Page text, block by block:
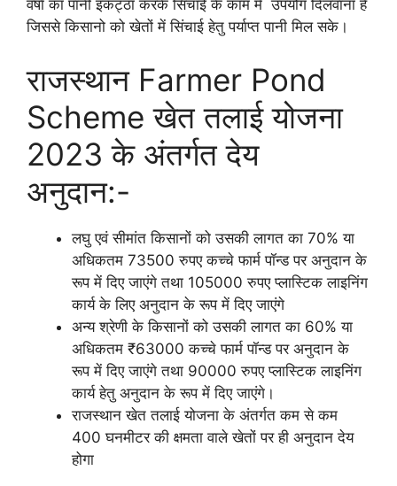
वर्षा का पानी इकट्ठा करके सिंचाई के काम में उपयोग दिलवाना है
जिससे किसानो को खेतों में सिंचाई हेतु पर्याप्त पानी मिल सके।
राजस्थान Farmer Pond
Scheme खेत तलाई योजना
2023 के अंतर्गत देय
अनुदान:-
लघु एवं सीमांत किसानों को उसकी लागत का 70% या
अधिकतम 73500 रुपए कच्चे फार्म पॉन्ड पर अनुदान के
रूप में दिए जाएंगे तथा 105000 रुपए प्लास्टिक लाइनिंग
कार्य के लिए अनुदान के रूप में दिए जाएंगे
अन्य श्रेणी के किसानों को उसकी लागत का 60% या
अधिकतम ₹63000 कच्चे फार्म पॉन्ड पर अनुदान के
रूप में दिए जाएंगे तथा 90000 रुपए प्लास्टिक लाइनिंग
कार्य हेतु अनुदान के रूप में दिए जाएंगे।
राजस्थान खेत तलाई योजना के अंतर्गत कम से कम
400 घनमीटर की क्षमता वाले खेतों पर ही अनुदान देय
होगा